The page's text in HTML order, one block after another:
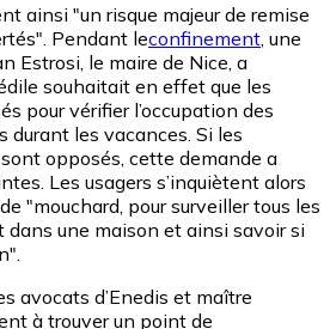
ainsi "un risque majeur de remise
Pendant leconfinement , une
Estrosi, le maire de Nice, a
souhaitait en effet que les
pour vérifier l’occupation des
durant les vacances. Si les
sont opposés, cette demande a
Les usagers s’inquiètent alors
"mouchard, pour surveiller tous les
une maison et ainsi savoir si
avocats d’Enedis et maître
à trouver un point de